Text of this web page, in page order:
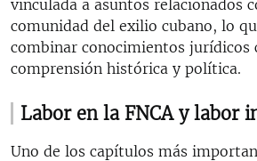
vinculada a asuntos relacionados
comunidad del exilio cubano, lo
combinar conocimientos jurídicos
comprensión histórica y política.
Labor en la FNCA y labor
Uno de los capítulos más